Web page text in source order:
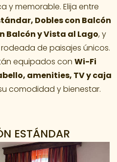
y memorable. Elija entre
Dobles con Balcón
Balcón y Vista al Lago, y
de paisajes únicos.
equipados con Wi-Fi
amenities, TV y caja
comodidad y bienestar.
ESTÁNDAR